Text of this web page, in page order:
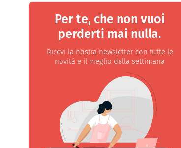
Per te, che non vuoi
perderti mai nulla.
Ricevi la nostra newsletter con tutte le
novità e il meglio della settimana